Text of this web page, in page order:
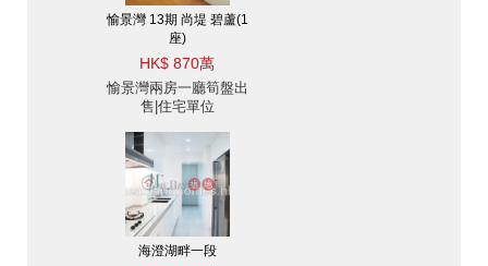
愉景灣 13期 尚堤 碧蘆(1
座)
HK$ 870萬
愉景灣兩房一廳筍盤出
售|住宅單位
海澄湖畔一段